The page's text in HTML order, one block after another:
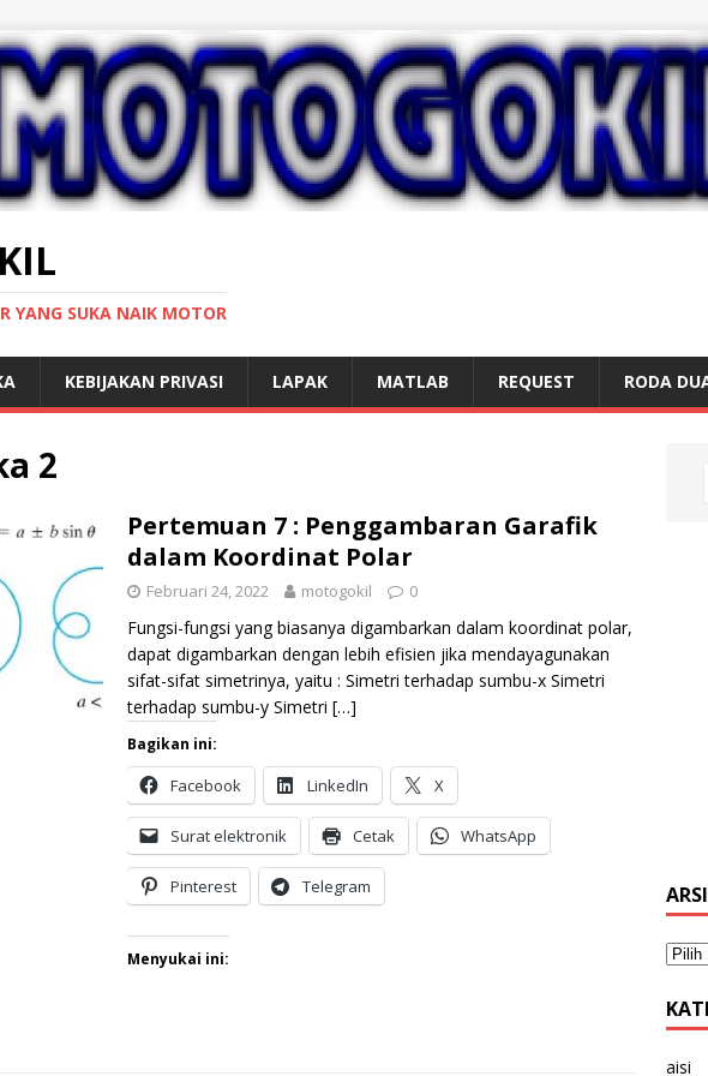
YANG SUKA NAIK MOTOR
KEBIJAKAN PRIVASI LAPAK MATLAB REQUEST RODA
2
Pertemuan 7 : Penggambaran Garafik
dalam Koordinat Polar
Februari 24, 2022 motogokil 0
Fungsi-fungsi yang biasanya digambarkan dalam koordinat polar,
dapat digambarkan dengan lebih efisien jika mendayagunakan
sifat-sifat simetrinya, yaitu : Simetri terhadap sumbu-x Simetri
terhadap sumbu-y Simetri […]
Bagikan ini:
Facebook LinkedIn X
Surat elektronik Cetak WhatsApp
Pinterest Telegram
Menyukai ini:
aisi